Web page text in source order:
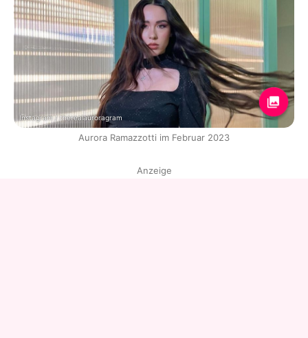
Instagram / therealauroragram
Aurora Ramazzotti im Februar 2023
Anzeige